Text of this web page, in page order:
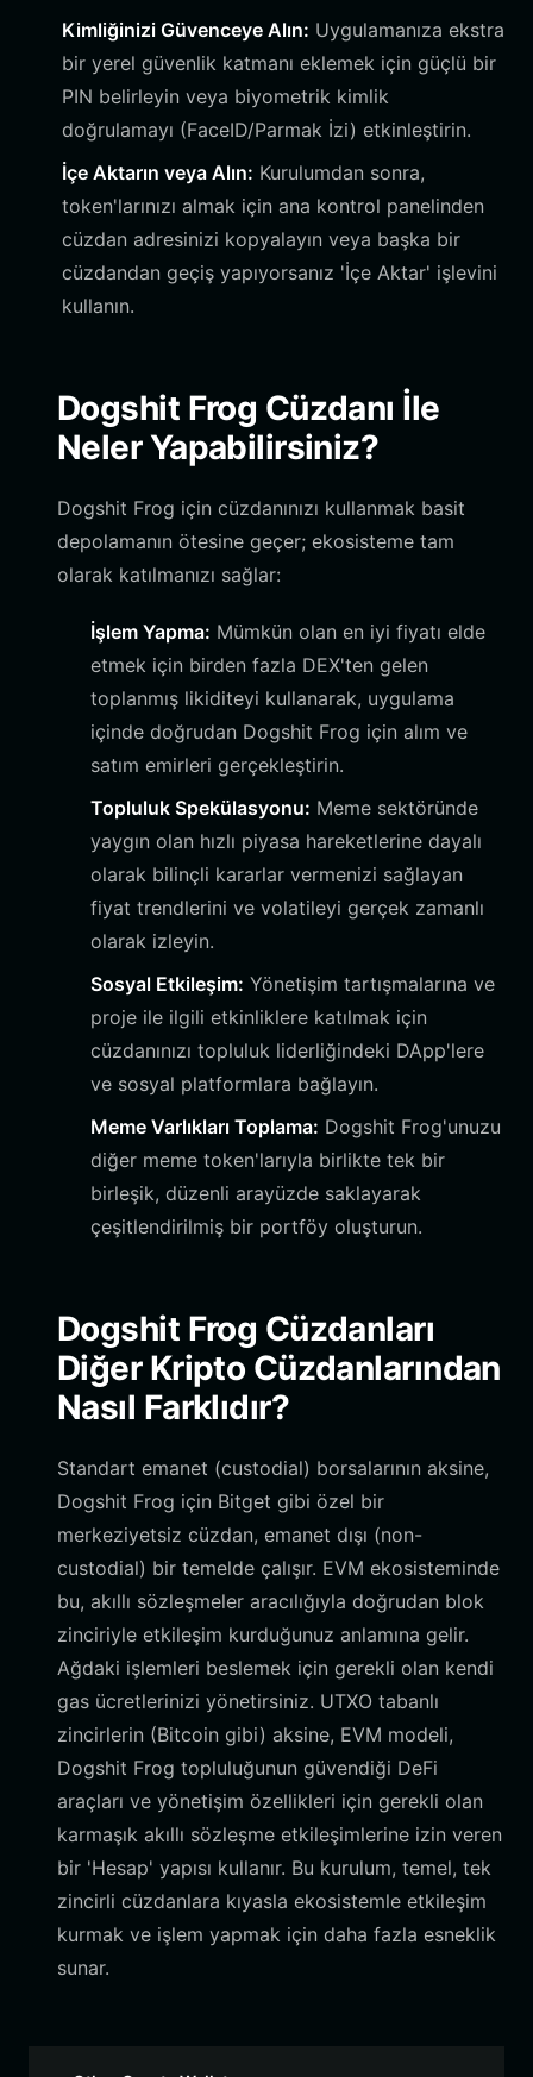
Kimliğinizi Güvenceye Alın: Uygulamanıza ekstra
bir yerel güvenlik katmanı eklemek için güçlü bir
PIN belirleyin veya biyometrik kimlik
doğrulamayı (FaceID/Parmak İzi) etkinleştirin.
İçe Aktarın veya Alın: Kurulumdan sonra,
token'larınızı almak için ana kontrol panelinden
cüzdan adresinizi kopyalayın veya başka bir
cüzdandan geçiş yapıyorsanız 'İçe Aktar' işlevini
kullanın.
Dogshit Frog Cüzdanı İle
Neler Yapabilirsiniz?
Dogshit Frog için cüzdanınızı kullanmak basit
depolamanın ötesine geçer; ekosisteme tam
olarak katılmanızı sağlar:
İşlem Yapma: Mümkün olan en iyi fiyatı elde
etmek için birden fazla DEX'ten gelen
toplanmış likiditeyi kullanarak, uygulama
içinde doğrudan Dogshit Frog için alım ve
satım emirleri gerçekleştirin.
Topluluk Spekülasyonu: Meme sektöründe
yaygın olan hızlı piyasa hareketlerine dayalı
olarak bilinçli kararlar vermenizi sağlayan
fiyat trendlerini ve volatileyi gerçek zamanlı
olarak izleyin.
Sosyal Etkileşim: Yönetişim tartışmalarına ve
proje ile ilgili etkinliklere katılmak için
cüzdanınızı topluluk liderliğindeki DApp'lere
ve sosyal platformlara bağlayın.
Meme Varlıkları Toplama: Dogshit Frog'unuzu
diğer meme token'larıyla birlikte tek bir
birleşik, düzenli arayüzde saklayarak
çeşitlendirilmiş bir portföy oluşturun.
Dogshit Frog Cüzdanları
Diğer Kripto Cüzdanlarından
Nasıl Farklıdır?
Standart emanet (custodial) borsalarının aksine,
Dogshit Frog için Bitget gibi özel bir
merkeziyetsiz cüzdan, emanet dışı (non-
custodial) bir temelde çalışır. EVM ekosisteminde
bu, akıllı sözleşmeler aracılığıyla doğrudan blok
zinciriyle etkileşim kurduğunuz anlamına gelir.
Ağdaki işlemleri beslemek için gerekli olan kendi
gas ücretlerinizi yönetirsiniz. UTXO tabanlı
zincirlerin (Bitcoin gibi) aksine, EVM modeli,
Dogshit Frog topluluğunun güvendiği DeFi
araçları ve yönetişim özellikleri için gerekli olan
karmaşık akıllı sözleşme etkileşimlerine izin veren
bir 'Hesap' yapısı kullanır. Bu kurulum, temel, tek
zincirli cüzdanlara kıyasla ekosistemle etkileşim
kurmak ve işlem yapmak için daha fazla esneklik
sunar.